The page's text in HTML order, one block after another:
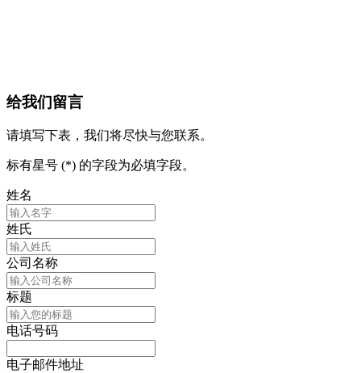
给我们留言
请填写下表，我们将尽快与您联系。
标有星号 (*) 的字段为必填字段。
姓名
姓氏
公司名称
标题
电话号码
电子邮件地址